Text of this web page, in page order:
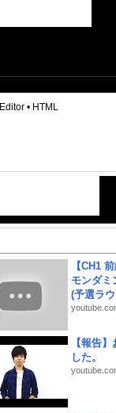
Editor • HTML
【CH1
モンダミ
(予選ラ
【報告
した。